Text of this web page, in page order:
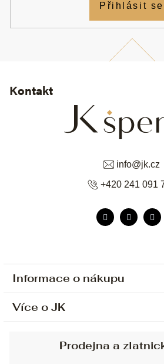
Informace o nákupu
Ochrana osobních údajů
Sjednání osobní schůzky
Více o JK
Kontakt
info@jk.cz
+420 241 091
Přihlásit se
Prodejna a